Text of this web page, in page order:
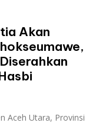
Akan
Aceh Utara, Provinsi